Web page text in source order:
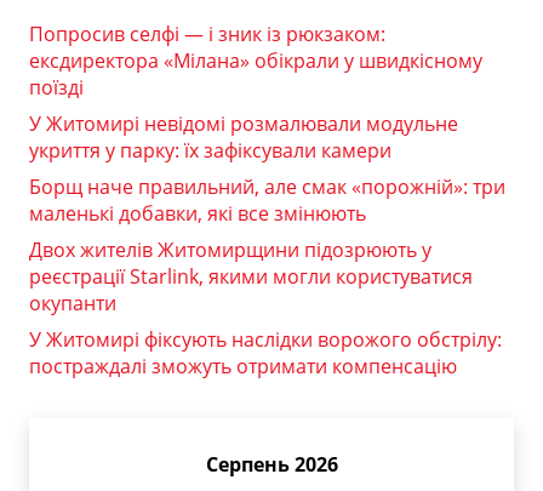
Попросив селфі — і зник із рюкзаком:
ексдиректора «Мілана» обікрали у швидкісному
поїзді
У Житомирі невідомі розмалювали модульне
укриття у парку: їх зафіксували камери
Борщ наче правильний, але смак «порожній»: три
маленькі добавки, які все змінюють
Двох жителів Житомирщини підозрюють у
реєстрації Starlink, якими могли користуватися
окупанти
У Житомирі фіксують наслідки ворожого обстрілу:
постраждалі зможуть отримати компенсацію
Серпень 2026